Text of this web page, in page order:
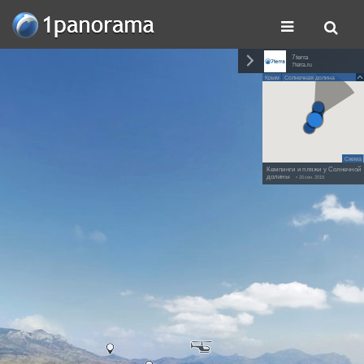
7terra
7terra.ru
Крым Солнечная долина
Схема
Кемпинги и пляжи у Солнечной
долины • 20 сен. 2015